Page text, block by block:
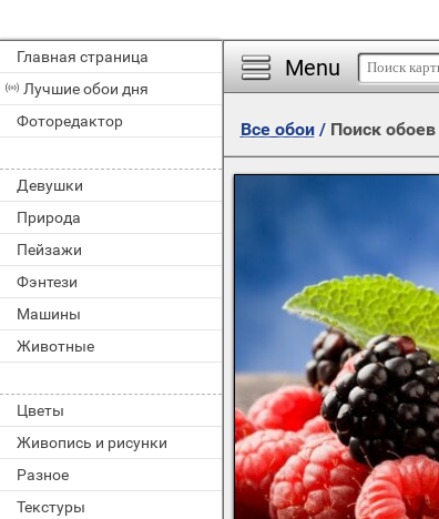
Главная страница
Лучшие обои дня
Фоторедактор
Девушки
Природа
Пейзажи
Фэнтези
Машины
Животные
Цветы
Живопись и рисунки
Разное
Текстуры
Menu
Все обои/ Поиск обоев